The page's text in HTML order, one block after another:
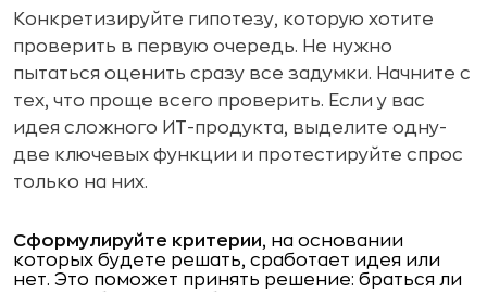
Конкретизируйте гипотезу, которую хотите
проверить в первую очередь. Не нужно
пытаться оценить сразу все задумки. Начните с
тех, что проще всего проверить. Если у вас
идея сложного ИТ-продукта, выделите одну-
две ключевых функции и протестируйте спрос
только на них.
Сформулируйте критерии, на основании
которых будете решать, сработает идея или
нет. Это поможет принять решение: браться ли